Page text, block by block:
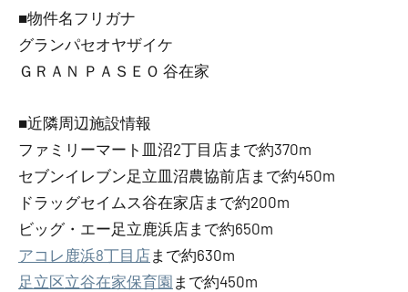
■物件名フリガナ
グランパセオヤザイケ
ＧＲＡＮ ＰＡＳＥＯ 谷在家
■近隣周辺施設情報
ファミリーマート皿沼2丁目店まで約370m
セブンイレブン足立皿沼農協前店まで約450m
ドラッグセイムス谷在家店まで約200m
ビッグ・エー足立鹿浜店まで約650m
アコレ鹿浜8丁目店まで約630m
足立区立谷在家保育園 まで約450m